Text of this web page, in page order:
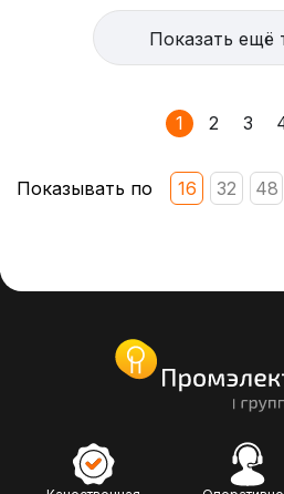
Показать ещё
1 2 3
Показывать по 16 32 48